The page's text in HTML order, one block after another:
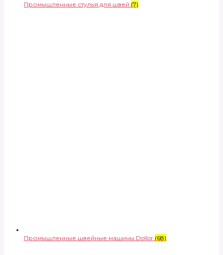
Промышленные стулья для швей (7)
Промышленные швейные машины Dollor (68)